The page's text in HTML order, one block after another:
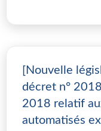
[Nouvelle
décret n°
2018 relatif
automatisés